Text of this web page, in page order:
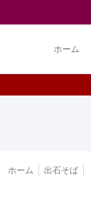
ホーム
ホーム 出石そば